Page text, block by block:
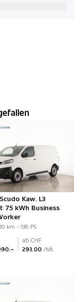
Kaw. L3
75 kWh Business
km - 136 PS
ab CHF
293.00 /Mt.